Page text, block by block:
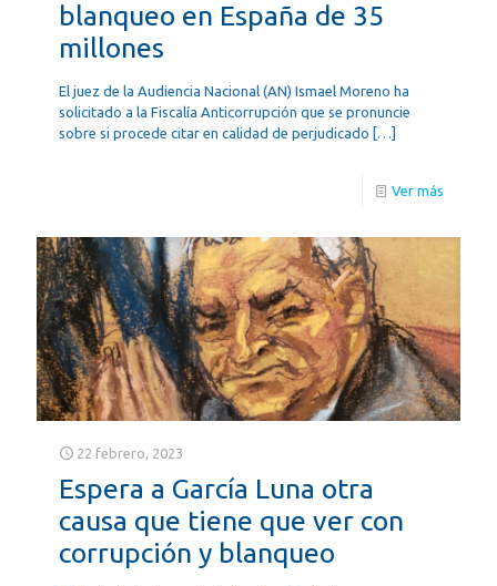
blanqueo en España de 35
millones
El juez de la Audiencia Nacional (AN) Ismael Moreno ha
solicitado a la Fiscalía Anticorrupción que se pronuncie
sobre si procede citar en calidad de perjudicado […]
Ver más
22 febrero, 2023
Espera a García Luna otra
causa que tiene que ver con
corrupción y blanqueo